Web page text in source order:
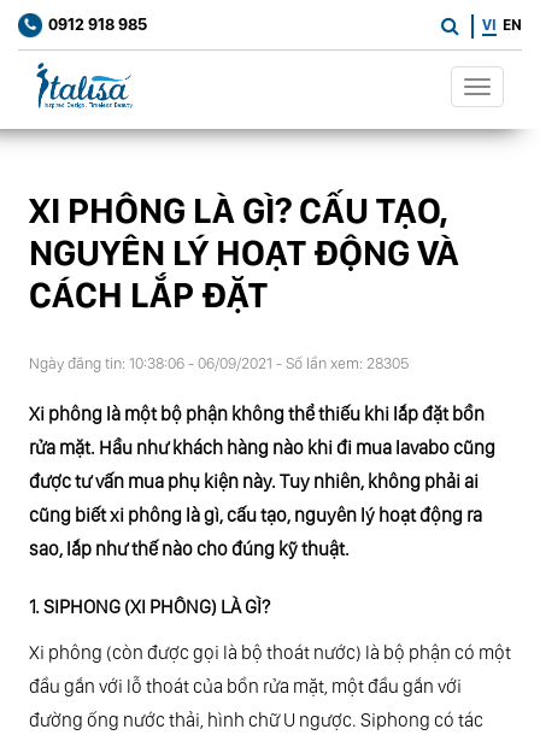
0912 918 985 VI EN
Toggle
XI PHÔNG LÀ GÌ? CẤU TẠO,
NGUYÊN LÝ HOẠT ĐỘNG VÀ
CÁCH LẮP ĐẶT
Ngày đăng tin: 10:38:06 - 06/09/2021 - Số lần xem: 28305
Xi phông là một bộ phận không thể thiếu khi lắp đặt bồn
rửa mặt. Hầu như khách hàng nào khi đi mua lavabo cũng
được tư vấn mua phụ kiện này. Tuy nhiên, không phải ai
cũng biết xi phông là gì, cấu tạo, nguyên lý hoạt động ra
sao, lắp như thế nào cho đúng kỹ thuật.
1. SIPHONG (XI PHÔNG) LÀ GÌ?
Xi phông (còn được gọi là bộ thoát nước) là bộ phận có một
đầu gắn với lỗ thoát của bồn rửa mặt, một đầu gắn với
đường ống nước thải, hình chữ U ngược. Siphong có tác